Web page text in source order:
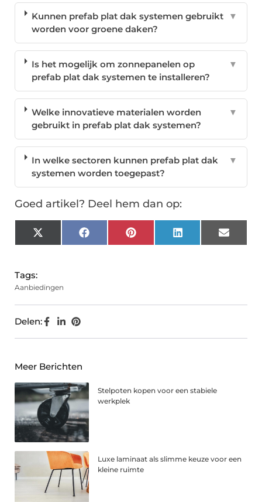
Kunnen prefab plat dak systemen gebruikt
worden voor groene daken?
▼
Is het mogelijk om zonnepanelen op
prefab plat dak systemen te installeren?
▼
Welke innovatieve materialen worden
gebruikt in prefab plat dak systemen?
▼
In welke sectoren kunnen prefab plat dak
systemen worden toegepast?
▼
Goed artikel? Deel hem dan op:
X
(Twitter)
FacebookPinterest LinkedIn Email
Tags:
Aanbiedingen
Delen:
Meer Berichten
Stelpoten kopen voor een stabiele
werkplek
Luxe laminaat als slimme keuze voor een
kleine ruimte